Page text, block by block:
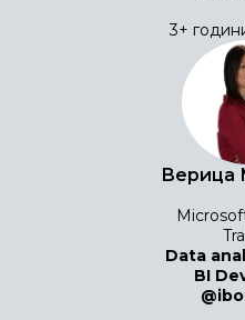
3+
Верица
Data
BI